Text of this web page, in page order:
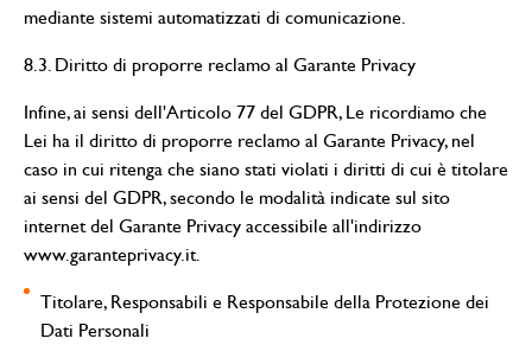
mediante sistemi automatizzati di comunicazione.
8.3. Diritto di proporre reclamo al Garante Privacy
Infine, ai sensi dell'Articolo 77 del GDPR, Le ricordiamo che
Lei ha il diritto di proporre reclamo al Garante Privacy, nel
caso in cui ritenga che siano stati violati i diritti di cui è titolare
ai sensi del GDPR, secondo le modalità indicate sul sito
internet del Garante Privacy accessibile all'indirizzo
www.garanteprivacy.it.
Titolare, Responsabili e Responsabile della Protezione dei
Dati Personali